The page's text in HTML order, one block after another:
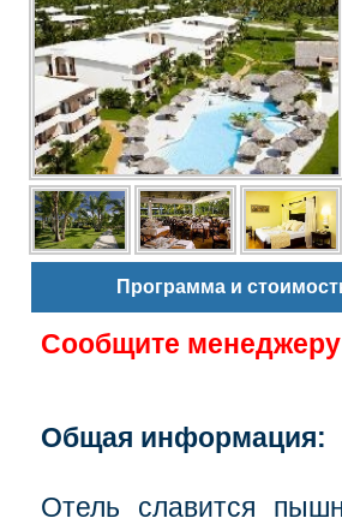
Программа и
Сообщите
Общая информация:
Отель славится